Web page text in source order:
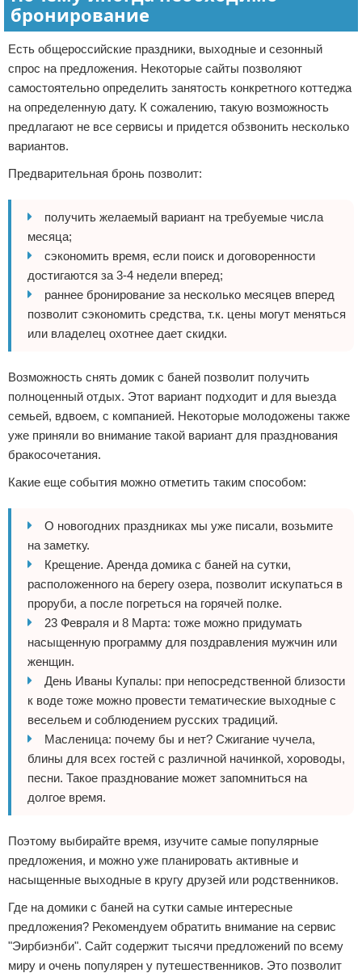
бронирование
Есть общероссийские праздники, выходные и сезонный
спрос на предложения. Некоторые сайты позволяют
самостоятельно определить занятость конкретного коттеджа
на определенную дату. К сожалению, такую возможность
предлагают не все сервисы и придется обзвонить несколько
вариантов.
Предварительная бронь позволит:
получить желаемый вариант на требуемые числа
месяца;
сэкономить время, если поиск и договоренности
достигаются за 3-4 недели вперед;
раннее бронирование за несколько месяцев вперед
позволит сэкономить средства, т.к. цены могут меняться
или владелец охотнее дает скидки.
Возможность снять домик с баней позволит получить
полноценный отдых. Этот вариант подходит и для выезда
семьей, вдвоем, с компанией. Некоторые молодожены также
уже приняли во внимание такой вариант для празднования
бракосочетания.
Какие еще события можно отметить таким способом:
О новогодних праздниках мы уже писали, возьмите
на заметку.
Крещение. Аренда домика с баней на сутки,
расположенного на берегу озера, позволит искупаться в
проруби, а после погреться на горячей полке.
23 Февраля и 8 Марта: тоже можно придумать
насыщенную программу для поздравления мужчин или
женщин.
День Иваны Купалы: при непосредственной близости
к воде тоже можно провести тематические выходные с
весельем и соблюдением русских традиций.
Масленица: почему бы и нет? Сжигание чучела,
блины для всех гостей с различной начинкой, хороводы,
песни. Такое празднование может запомниться на
долгое время.
Поэтому выбирайте время, изучите самые популярные
предложения, и можно уже планировать активные и
насыщенные выходные в кругу друзей или родственников.
Где на домики с баней на сутки самые интересные
предложения? Рекомендуем обратить внимание на сервис
"Эирбиэнби". Сайт содержит тысячи предложений по всему
миру и очень популярен у путешественников. Это позволит